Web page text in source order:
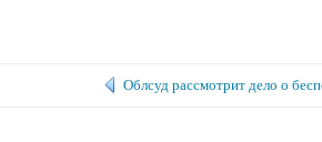
Облсуд рассмотрит дело о